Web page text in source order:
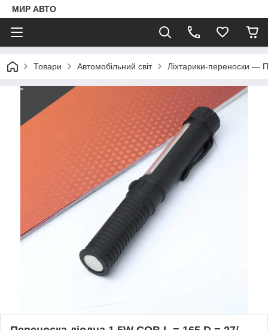
МИР АВТО
Товари Автомобільний світ Ліхтарики-переноски —